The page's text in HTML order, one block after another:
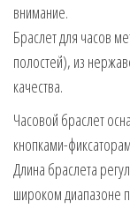
внимание.
Браслет для часов
полостей), из
качества.
Часовой браслет
кнопками-
Длина браслета
широком диапазоне